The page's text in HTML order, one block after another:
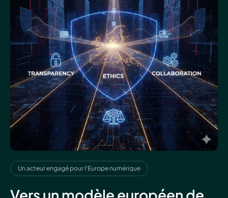
Un acteur engagé pour l'Europe numérique